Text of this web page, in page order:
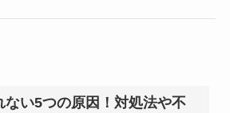
ない5つの原因！対処法や不